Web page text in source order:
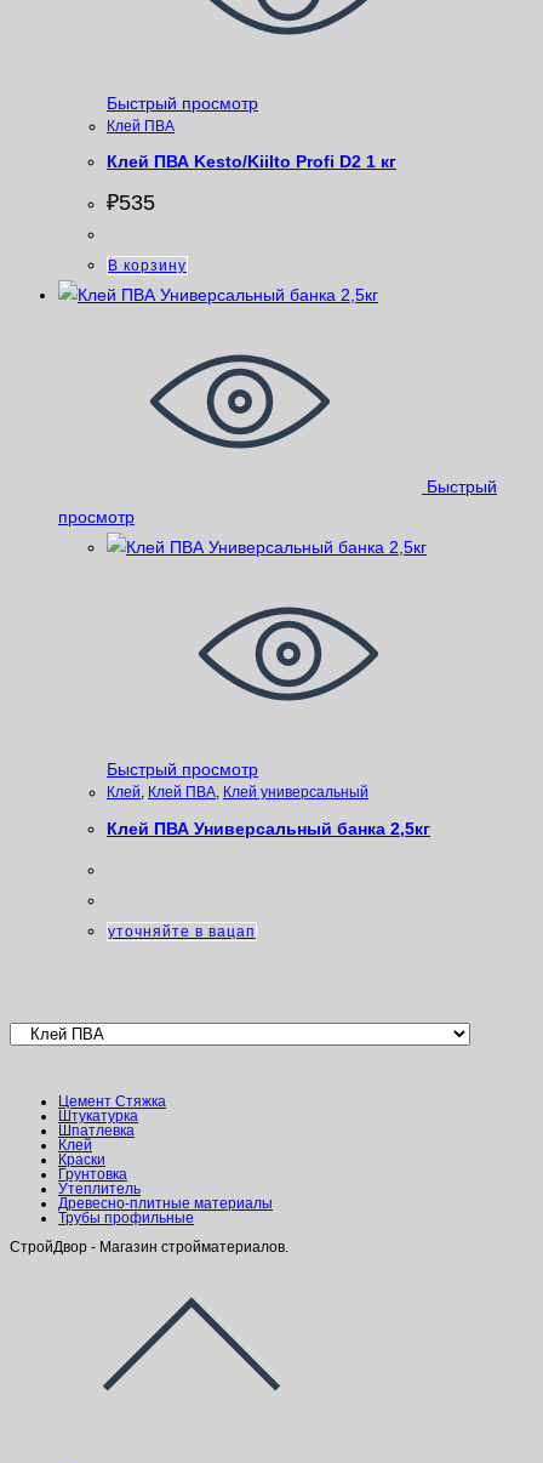
Быстрый просмотр
Клей ПВА
Клей ПВА Kesto/Kiilto Profi D2 1 кг
₽535
В корзину
Быстрый
просмотр
Быстрый просмотр
Клей, Клей ПВА, Клей универсальный
Клей ПВА Универсальный банка 2,5кг
уточняйте в вацап
Цемент Стяжка
Штукатурка
Шпатлевка
Клей
Краски
Грунтовка
Утеплитель
Древесно-плитные материалы
Трубы профильные
СтройДвор - Магазин стройматериалов.